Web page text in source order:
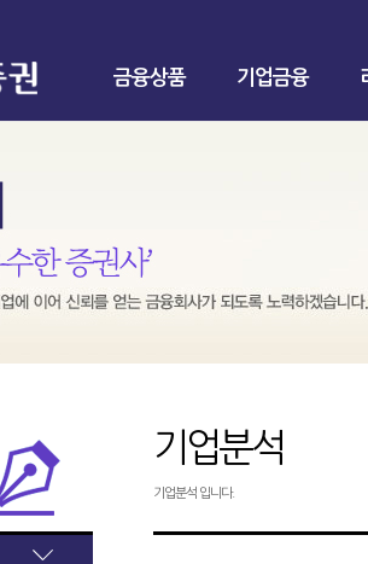
금융상품 기업금융
기업분석
기업분석 입니다.